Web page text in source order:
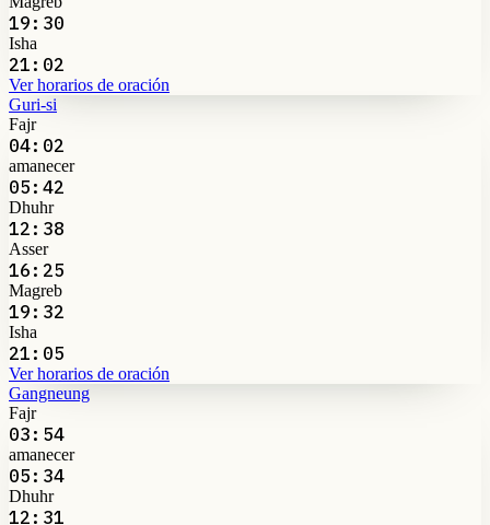
19:30
Isha
21:02
Ver horarios de oración
Guri-si
Fajr
04:02
amanecer
05:42
Dhuhr
12:38
Asser
16:25
Magreb
19:32
Isha
21:05
Ver horarios de oración
Gangneung
Fajr
03:54
amanecer
05:34
Dhuhr
12:31